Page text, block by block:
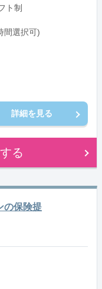
ト制
間選択可)
詳細を見る
る
の保険提